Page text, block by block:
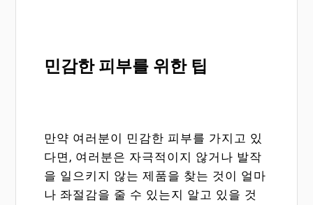
민감한 피부를 위한 팁
만약 여러분이 민감한 피부를 가지고 있
다면, 여러분은 자극적이지 않거나 발작
을 일으키지 않는 제품을 찾는 것이 얼마
나 좌절감을 줄 수 있는지 알고 있을 것